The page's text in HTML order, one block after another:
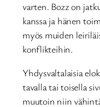
varten. Bozz on
kanssa ja hänen
myös muiden
konflikteihin.
Yhdysvaltalaisia
tavalla tai toisella
muutoin niin